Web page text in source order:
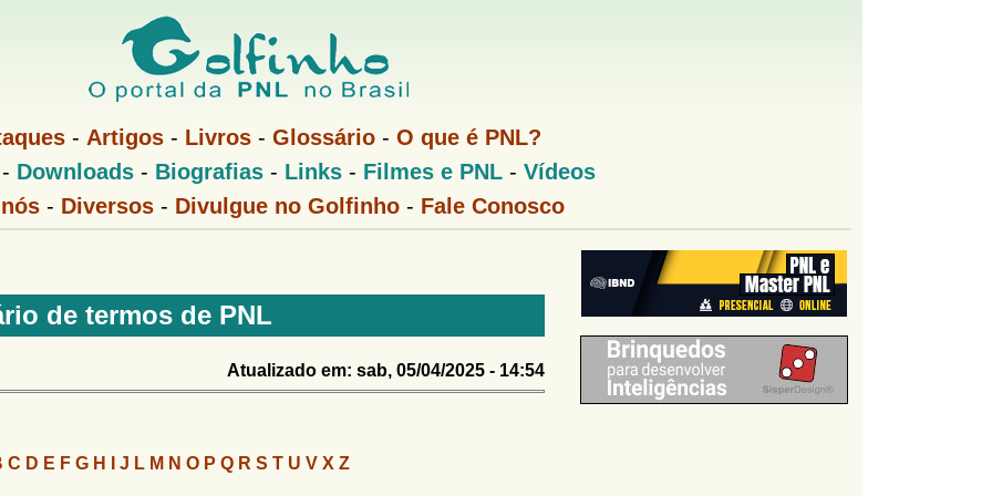
Pular
para
o
principal
- Artigos - Livros - Glossário - O que é PNL?
Downloads- Biografias- Links- Filmes e PNL- Vídeos
- Diversos- Divulgue no Golfinho- Fale Conosco
de termos de PNL
Atualizado em: sab, 05/04/2025 - 14:54
C D E F G H J L M N O P Q R S T U V X Z